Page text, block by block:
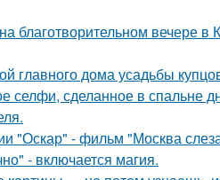
благотворительном вечере в
главного дома усадьбы
селфи, сделанное в спальне
"Оскар" - фильм "Москва
- включается магия.